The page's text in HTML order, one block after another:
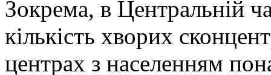
Зокрема, в Центральній
кількість хворих
центрах з населенням